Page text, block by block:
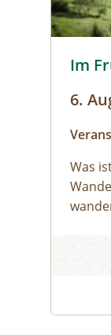
Im
6.
Was
und
Im